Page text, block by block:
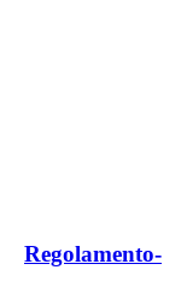
Regolamento-